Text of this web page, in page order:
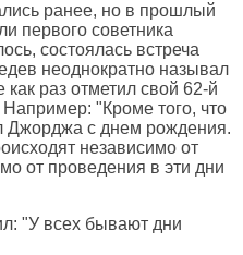
ранее, но в прошлый
первого советника
состоялась встреча
неоднократно называл
раз отметил свой 62-й
"Кроме того, что
Джорджа с днем рождения.
независимо от
от проведения в эти дни
"У всех бывают дни